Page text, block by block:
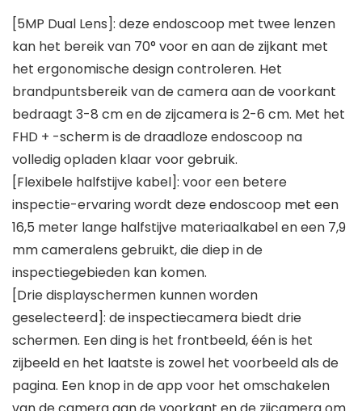
[5MP Dual Lens]: deze endoscoop met twee lenzen
kan het bereik van 70° voor en aan de zijkant met
het ergonomische design controleren. Het
brandpuntsbereik van de camera aan de voorkant
bedraagt 3-8 cm en de zijcamera is 2-6 cm. Met het
FHD + -scherm is de draadloze endoscoop na
volledig opladen klaar voor gebruik.
[Flexibele halfstijve kabel]: voor een betere
inspectie-ervaring wordt deze endoscoop met een
16,5 meter lange halfstijve materiaalkabel en een 7,9
mm cameralens gebruikt, die diep in de
inspectiegebieden kan komen.
[Drie displayschermen kunnen worden
geselecteerd]: de inspectiecamera biedt drie
schermen. Een ding is het frontbeeld, één is het
zijbeeld en het laatste is zowel het voorbeeld als de
pagina. Een knop in de app voor het omschakelen